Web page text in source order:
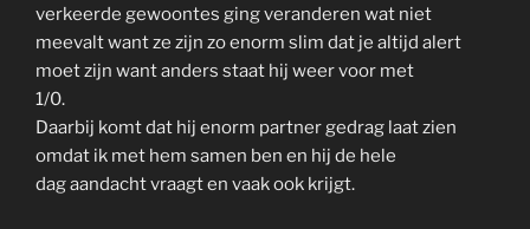
verkeerde gewoontes ging veranderen wat niet
meevalt want ze zijn zo enorm slim dat je altijd alert
moet zijn want anders staat hij weer voor met
1/0.
Daarbij komt dat hij enorm partner gedrag laat zien
omdat ik met hem samen ben en hij de hele
dag aandacht vraagt en vaak ook krijgt.